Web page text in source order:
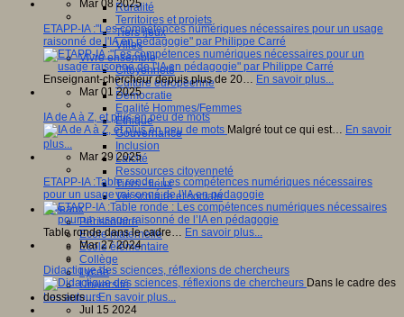
Ruralité
Territoires et projets
Tiers lieux
Villes
Vivre ensemble
Citoyenneté
Culture européenne
Démocratie
Egalité Hommes/Femmes
Ethique
Gouvernance
Inclusion
Laïcité
Ressources citoyenneté
Tiers - lieux
Vie scolaire et sociale
Niveaux
Périscolaire
Ecole maternelle
Ecole élémentaire
Collège
Lycée
Université
Les auteurs
Mar 08 2025
ETAPP-IA :"Les compétences numériques nécessaires pour un usage
raisonné de l'IA en pédagogie" par Philippe Carré
Enseignant-chercheur depuis plus de 20… En savoir plus...
Mar 01 2025
IA de A à Z, et plus en peu de mots
Malgré tout ce qui est… En savoir
plus...
Mar 29 2025
ETAPP-IA :Table ronde : Les compétences numériques nécessaires
pour un usage raisonné de l’IA en pédagogie
Table ronde dans le cadre… En savoir plus...
Mar 27 2024
Didactique des sciences, réflexions de chercheurs
Dans le cadre des
dossiers…En savoir plus...
Jul 15 2024